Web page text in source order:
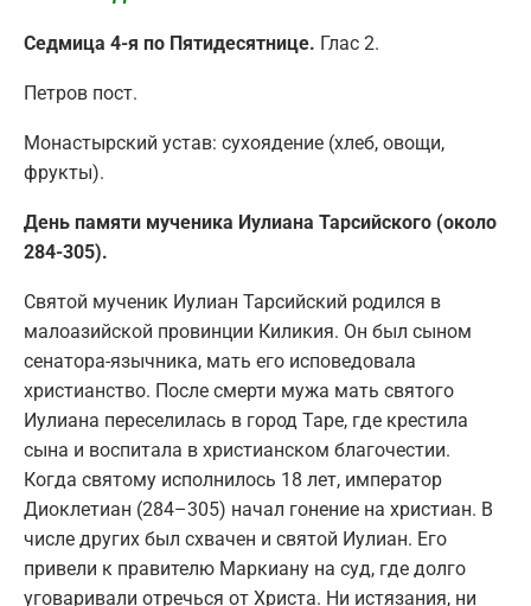
Седмица 4-я по Пятидесятнице. Глас 2.
Петров пост.
Монастырский устав: cухоядение (хлеб, овощи,
фрукты).
День памяти мученика Иулиана Тарсийского (около
284-305).
Святой мученик Иулиан Тарсийский родился в
малоазийской провинции Киликия. Он был сыном
сенатора-язычника, мать его исповедовала
христианство. После смерти мужа мать святого
Иулиана переселилась в город Таре, где крестила
сына и воспитала в христианском благочестии.
Когда святому исполнилось 18 лет, император
Диоклетиан (284–305) начал гонение на христиан. В
числе других был схвачен и святой Иулиан. Его
привели к правителю Маркиану на суд, где долго
уговаривали отречься от Христа. Ни истязания, ни